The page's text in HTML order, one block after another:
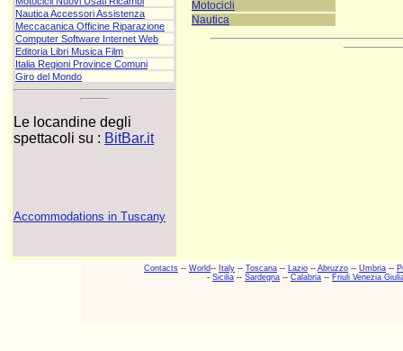
Nautica Accessori Assistenza
Meccacanica Officine Riparazione
Computer Software Internet Web
Editoria Libri Musica Film
Italia Regioni Province Comuni
Giro del Mondo
Le locandine degli
spettacoli su : BitBar.it
Accommodations in Tuscany
Motocicli
Nautica
Contacts -- World-- Italy -- Toscana -- Lazio -- Abruzzo -- Umbria --
- Sicilia -- Sardegna -- Calabria -- Friuli Venezia